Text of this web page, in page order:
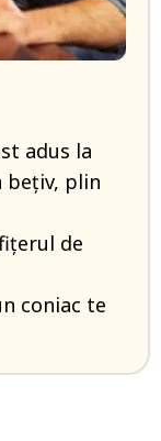
adus la
bețiv, plin
de
coniac te